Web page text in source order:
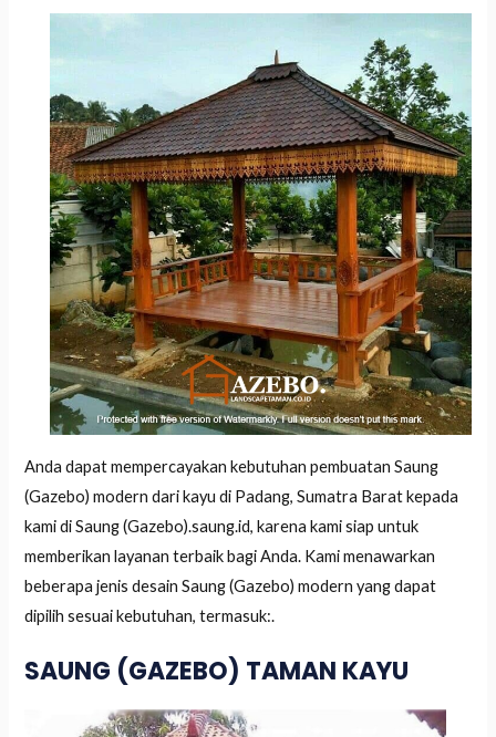
Anda dapat mempercayakan kebutuhan pembuatan Saung
(Gazebo) modern dari kayu di Padang, Sumatra Barat kepada
kami di Saung (Gazebo).saung.id, karena kami siap untuk
memberikan layanan terbaik bagi Anda. Kami menawarkan
beberapa jenis desain Saung (Gazebo) modern yang dapat
dipilih sesuai kebutuhan, termasuk:.
SAUNG (GAZEBO) TAMAN KAYU